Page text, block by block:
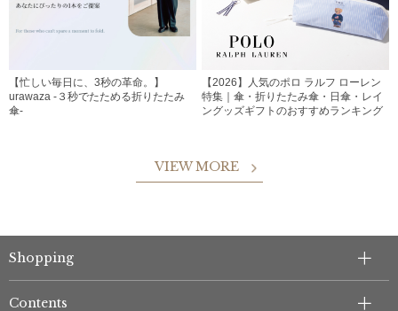
【忙しい毎日に、3秒の革命。】
urawaza -３秒でたためる折りたたみ
傘-
【2026】人気のポロ ラルフ ローレン
特集｜傘・折りたたみ傘・日傘・レイ
ングッズギフトのおすすめランキング
VIEW MORE
Shopping
Contents